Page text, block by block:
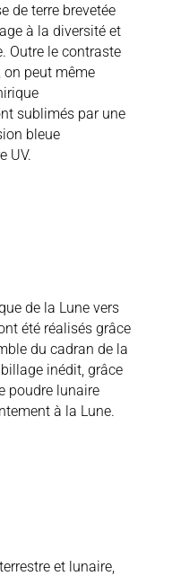
de terre brevetée
à la diversité et
Outre le contraste
on peut même
sublimés par une
bleue
UV.
de la Lune vers
été réalisés grâce
du cadran de la
inédit, grâce
poudre lunaire
à la Lune.
et lunaire,